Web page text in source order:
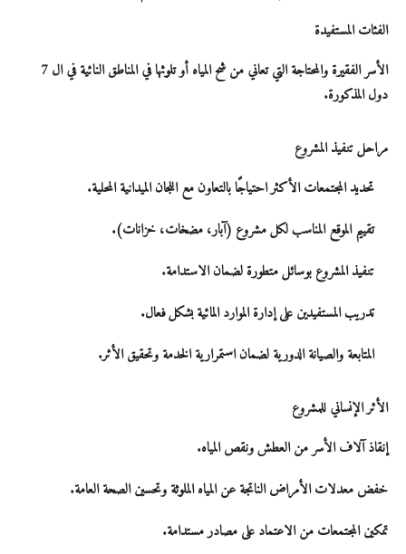
الفئات المستفيدة
الأسر الفقيرة والمحتاجة التي تعاني من شح المياه أو تلوثها في المناطق النائية في ال 7
دول المذكورة.
مراحل تنفيذ المشروع
تحديد المجتمعات الأكثر احتياجًابالتعاون مع اللجان الميدانية المحلية.
تقييم الموقع المناسب لكل مشروع (آبار، مضخات، خزانات).
تنفيذ المشروعبوسائل متطورة لضمان الاستدامة.
تدريب المستفيدين على إدارة الموارد المائيةبشكل فعال.
المتابعة والصيانة الدوريةلضمان استمرارية الخدمة وتحقيق الأثر.
الأثر الإنساني للمشروع
إنقاذ آلاف الأسر من العطش ونقص المياه.
خفض معدلات الأمراض الناتجة عن المياه الملوثةوتحسين الصحة العامة.
تمكين المجتمعات من الاعتماد على مصادر مستدامة.